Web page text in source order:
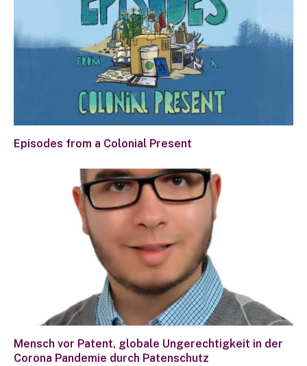
Episodes from a Colonial Present
Mensch vor Patent, globale Ungerechtigkeit in der
Corona Pandemie durch Patenschutz